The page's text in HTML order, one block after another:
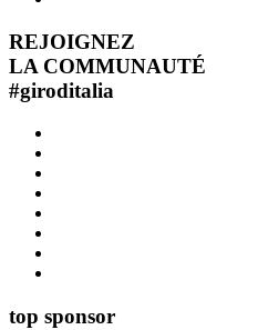
REJOIGNEZ
LA COMMUNAUTÉ
#giroditalia
top sponsor